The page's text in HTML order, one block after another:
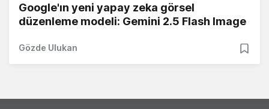
Google'ın yeni yapay zeka görsel
düzenleme modeli: Gemini 2.5 Flash Image
Gözde Ulukan